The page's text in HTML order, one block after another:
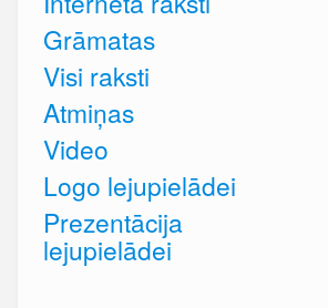
Grāmatas
Visi raksti
Atmiņas
Video
Logo lejupielādei
Prezentācija
lejupielādei